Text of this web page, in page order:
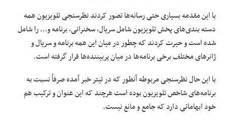
با این مقدمه بسیاری حتی رسانه‌ها تصور کردند نظرسنجی تلویزیون همه
دسته بندی‌های پخش تلویزیون شامل سریال، سخنرانی، برنامه و… را شامل
شده است و حیرت کردند که چطور در میان این همه برنامه و سریال و
ژانرهای مختلف برخی برنامه‌ها در میان پربیننده‌ها قرار گرفته است.
با این حال نظرسنجی مربوطه آنطور که در تیتر خبر آمده صرفاً نسبت به
برنامه‌های شاخص تلویزیون بوده است هرچند که این عنوان و ترکیب هم
خود ابهاماتی دارد که جامع و مانع نیست.